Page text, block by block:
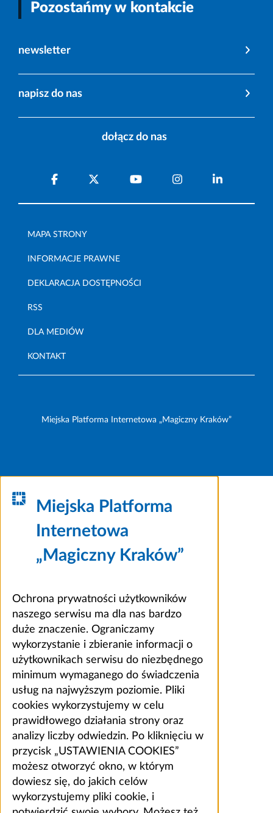
Pozostańmy w kontakcie
newsletter
napisz do nas
dołącz do nas
MAPA STRONY
INFORMACJE PRAWNE
DEKLARACJA DOSTĘPNOŚCI
RSS
DLA MEDIÓW
KONTAKT
Miejska Platforma Internetowa „Magiczny Kraków”
Miejska Platforma
Internetowa
„Magiczny Kraków”
Ochrona prywatności użytkowników
naszego serwisu ma dla nas bardzo
duże znaczenie. Ograniczamy
wykorzystanie i zbieranie informacji o
użytkownikach serwisu do niezbędnego
minimum wymaganego do świadczenia
usług na najwyższym poziomie. Pliki
cookies wykorzystujemy w celu
prawidłowego działania strony oraz
analizy liczby odwiedzin. Po kliknięciu w
przycisk „USTAWIENIA COOKIES”
możesz otworzyć okno, w którym
dowiesz się, do jakich celów
wykorzystujemy pliki cookie, i